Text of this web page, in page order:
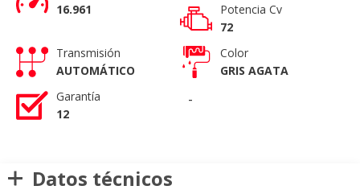
16.961
Potencia Cv
72
Transmisión
AUTOMÁTICO
Garantía
12
Color
GRIS AGATA
-
Datos técnicos